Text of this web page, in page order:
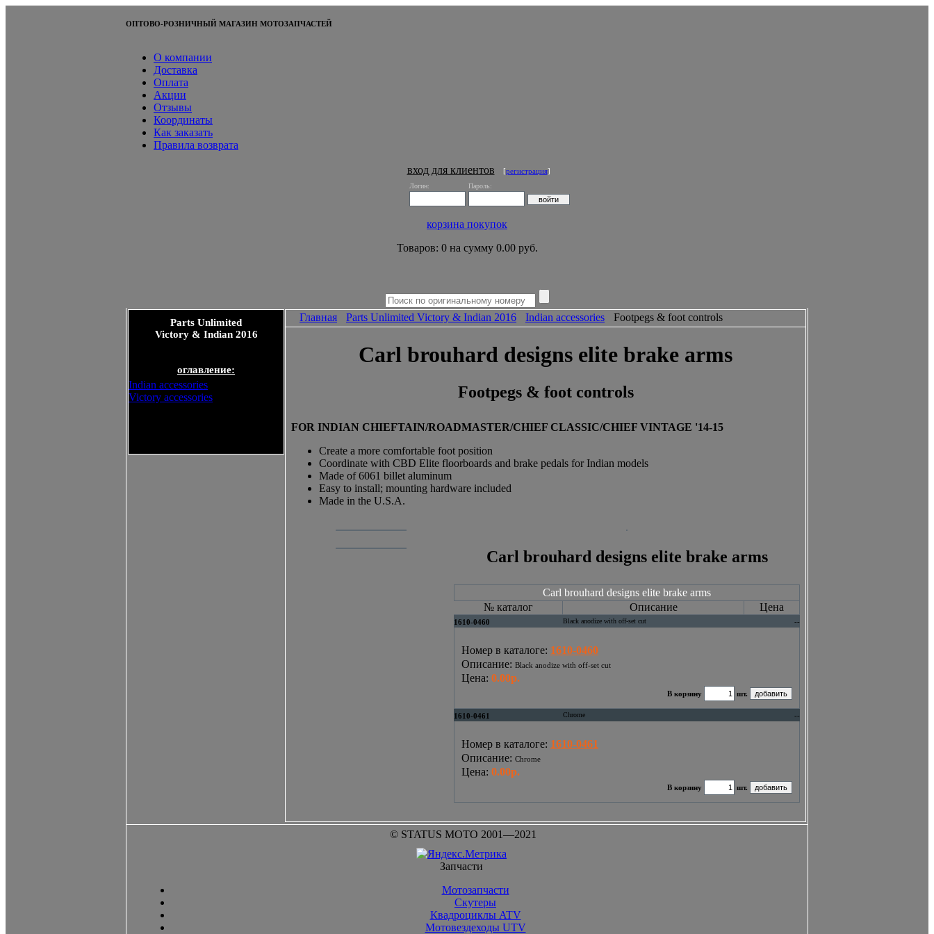
ОПТОВО-РОЗНИЧНЫЙ МАГАЗИН МОТОЗАПЧАСТЕЙ
О компании
Доставка
Оплата
Акции
Отзывы
Координаты
Как заказать
Правила возврата
вход для клиентов [регистрация]
Логин: Пароль:
корзина покупок
Товаров: 0 на сумму 0.00 руб.
Parts Unlimited
Victory & Indian 2016
оглавление:
Indian accessories
Victory accessories
Главная Parts Unlimited Victory & Indian 2016 Indian accessories Footpegs & foot controls
Carl brouhard designs elite brake arms
Footpegs & foot controls
FOR INDIAN CHIEFTAIN/ROADMASTER/CHIEF CLASSIC/CHIEF VINTAGE '14-15
Create a more comfortable foot position
Coordinate with CBD Elite floorboards and brake pedals for Indian models
Made of 6061 billet aluminum
Easy to install; mounting hardware included
Made in the U.S.A.
Carl brouhard designs elite brake arms
Carl brouhard designs elite brake arms
№ каталог
Описание Цена
1610-0460 Black anodize with off-set cut --
Номер в каталоге: 1610-0460
Описание: Black anodize with off-set cut
Цена: 0.00р.
В корзину шт.
1610-0461 Chrome --
Номер в каталоге: 1610-0461
Описание: Chrome
Цена: 0.00р.
В корзину шт.
© STATUS MOTO 2001—2021
Запчасти
Мотозапчасти
Скутеры
Квадроциклы ATV
Мотовездеходы UTV